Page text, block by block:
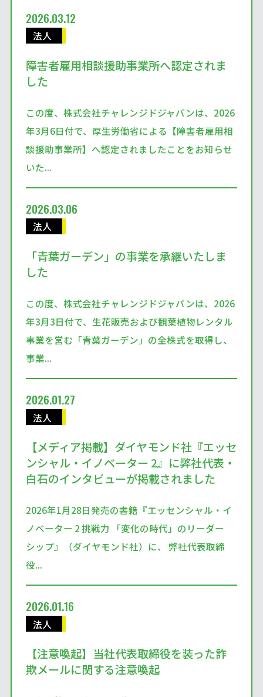
2026.03.12
法人
障害者雇用相談援助事業所へ認定されま
した
この度、株式会社チャレンジドジャパンは、2026
年3月6日付で、厚生労働省による【障害者雇用相
談援助事業所】へ認定されましたことをお知らせ
いた...
2026.03.06
法人
「青葉ガーデン」の事業を承継いたしま
した
この度、株式会社チャレンジドジャパンは、2026
年3月3日付で、生花販売および観葉植物レンタル
事業を営む「青葉ガーデン」の全株式を取得し、
事業...
2026.01.27
法人
【メディア掲載】ダイヤモンド社『エッセ
ンシャル・イノベーター 2』に弊社代表・
白石のインタビューが掲載されました
2026年1月28日発売の書籍『エッセンシャル・イ
ノベーター 2 挑戦力 「変化の時代」のリーダー
シップ』（ダイヤモンド社）に、 弊社代表取締
役...
2026.01.16
法人
【注意喚起】当社代表取締役を装った詐
欺メールに関する注意喚起